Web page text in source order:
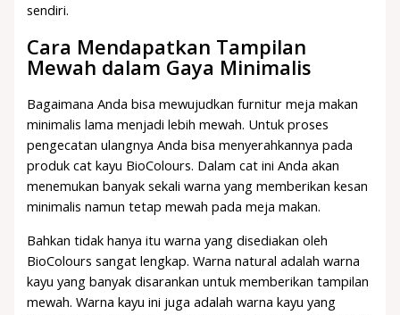
sendiri.
Cara Mendapatkan Tampilan
Mewah dalam Gaya Minimalis
Bagaimana Anda bisa mewujudkan furnitur meja makan
minimalis lama menjadi lebih mewah. Untuk proses
pengecatan ulangnya Anda bisa menyerahkannya pada
produk cat kayu BioColours. Dalam cat ini Anda akan
menemukan banyak sekali warna yang memberikan kesan
minimalis namun tetap mewah pada meja makan.
Bahkan tidak hanya itu warna yang disediakan oleh
BioColours sangat lengkap. Warna natural adalah warna
kayu yang banyak disarankan untuk memberikan tampilan
mewah. Warna kayu ini juga adalah warna kayu yang